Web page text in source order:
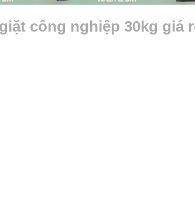
công nghiệp 30kg giá